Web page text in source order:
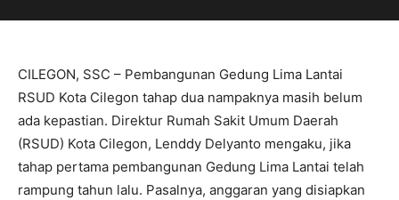
CILEGON, SSC – Pembangunan Gedung Lima Lantai
RSUD Kota Cilegon tahap dua nampaknya masih belum
ada kepastian. Direktur Rumah Sakit Umum Daerah
(RSUD) Kota Cilegon, Lenddy Delyanto mengaku, jika
tahap pertama pembangunan Gedung Lima Lantai telah
rampung tahun lalu. Pasalnya, anggaran yang disiapkan